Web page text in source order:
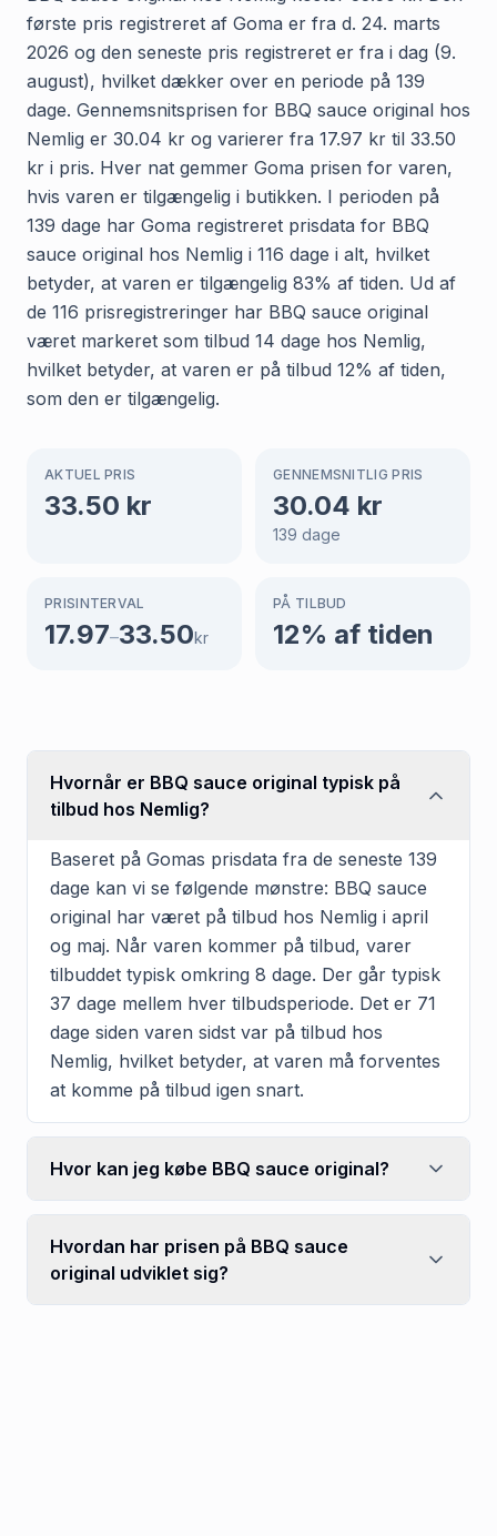
første pris registreret af Goma er fra d. 24. marts
2026 og den seneste pris registreret er fra i dag (9.
august), hvilket dækker over en periode på 139
dage. Gennemsnitsprisen for BBQ sauce original hos
Nemlig er 30.04 kr og varierer fra 17.97 kr til 33.50
kr i pris. Hver nat gemmer Goma prisen for varen,
hvis varen er tilgængelig i butikken. I perioden på
139 dage har Goma registreret prisdata for BBQ
sauce original hos Nemlig i 116 dage i alt, hvilket
betyder, at varen er tilgængelig 83% af tiden. Ud af
de 116 prisregistreringer har BBQ sauce original
været markeret som tilbud 14 dage hos Nemlig,
hvilket betyder, at varen er på tilbud 12% af tiden,
som den er tilgængelig.
AKTUEL PRIS
33.50 kr
GENNEMSNITLIG PRIS
30.04 kr
139 dage
PRISINTERVAL
17.97–33.50kr
PÅ TILBUD
12% af tiden
Hvornår er BBQ sauce original typisk på
tilbud hos Nemlig?
Baseret på Gomas prisdata fra de seneste 139
dage kan vi se følgende mønstre: BBQ sauce
original har været på tilbud hos Nemlig i april
og maj. Når varen kommer på tilbud, varer
tilbuddet typisk omkring 8 dage. Der går typisk
37 dage mellem hver tilbudsperiode. Det er 71
dage siden varen sidst var på tilbud hos
Nemlig, hvilket betyder, at varen må forventes
at komme på tilbud igen snart.
Hvor kan jeg købe BBQ sauce original?
Hvordan har prisen på BBQ sauce
original udviklet sig?